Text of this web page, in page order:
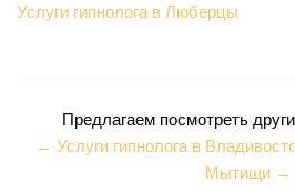
Услуги гипнолога в Люберцы
Предлагаем посмотреть
← Услуги гипнолога в
Мытищи →